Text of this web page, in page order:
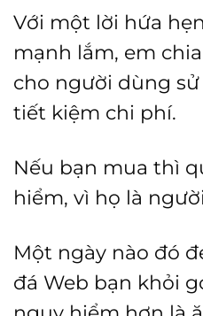
Với một lời hứa
mạnh lắm, em
cho người dùng
tiết kiệm chi phí.
Nếu bạn mua thì
hiểm, vì họ là
Một ngày nào đó
đá Web bạn khỏi